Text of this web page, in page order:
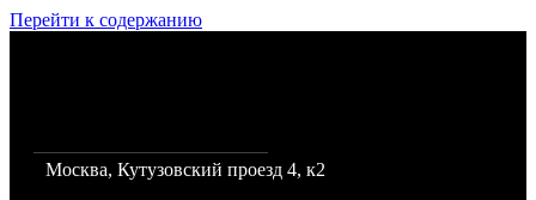
Перейти к содержанию
Москва, Кутузовский проезд 4, к2